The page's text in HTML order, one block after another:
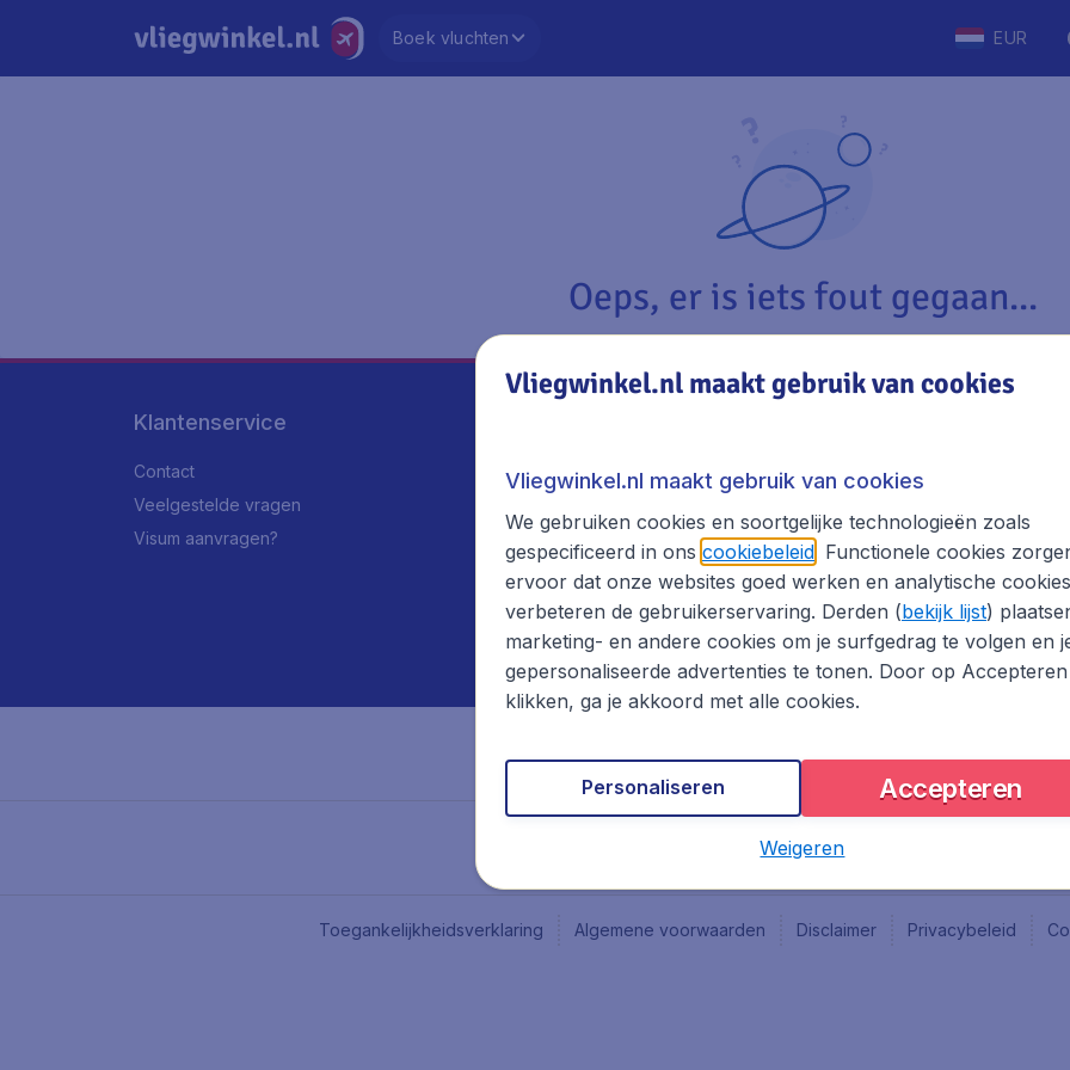
Boek vluchten EUR
Oeps, er is iets fout gegaan...
Klantenservice
Contact
Veelgestelde vragen
Visum aanvragen?
Over Vliegwinkel.nl
Reisgids
Toegankelijkheidsverklaring Algemene voorwaarden Disclaimer Privacybeleid
Vliegwinkel.nl maakt gebruik van cookies
Vliegwinkel.nl maakt gebruik van cookies
We gebruiken cookies en soortgelijke technologieën zoals
gespecificeerd in ons cookiebeleid. Functionele cookies
ervoor dat onze websites goed werken en analytische cookies
verbeteren de gebruikerservaring. Derden (bekijk lijst)
marketing- en andere cookies om je surfgedrag te volgen en
gepersonaliseerde advertenties te tonen. Door op
klikken, ga je akkoord met alle cookies.
Accepteren
Personaliseren
Weigeren